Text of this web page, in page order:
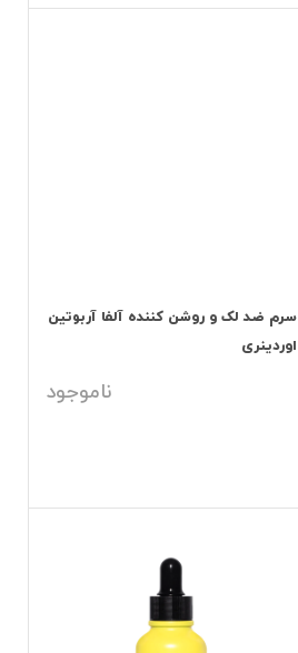
سرم ضد لک و روشن کننده آلفا آربوتین
اوردینری
ناموجود